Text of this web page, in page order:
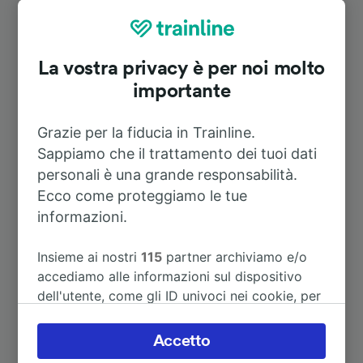
A Blankenburg (Harz)
A Nachterstedt-Hoym 24m
A Aschersleben
A Langenstein 8m
La vostra privacy è per noi molto
importante
Grazie per la fiducia in Trainline.
Sappiamo che il trattamento dei tuoi dati
personali è una grande responsabilità.
Ecco come proteggiamo le tue
informazioni.
Insieme ai nostri115 partner archiviamo e/o
accediamo alle informazioni sul dispositivo
dell'utente, come gli ID univoci nei cookie, per
accettare o gestire le proprie scelte facendo
clic di seguito, tra cui il proprio diritto di
Accetto